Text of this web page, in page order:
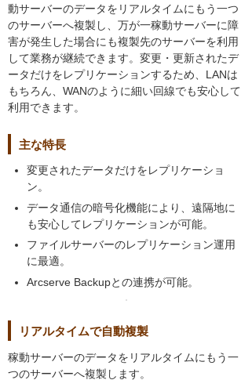
動サーバーのデータをリアルタイムにもう一つ
のサーバーへ複製し、万が一稼動サーバーに障
害が発生した場合にも複製先のサーバーを利用
して業務が継続できます。変更・更新されたデ
ータだけをレプリケーションするため、LANは
もちろん、WANのように細い回線でも安心して
利用できます。
主な特長
変更されたデータだけをレプリケーショ
ン。
データ通信の暗号化機能により、遠隔地に
も安心してレプリケーションが可能。
ファイルサーバーのレプリケーション運用
に最適。
Arcserve Backupとの連携が可能。
リアルタイムで自動複製
稼動サーバーのデータをリアルタイムにもう一
つのサーバーへ複製します。